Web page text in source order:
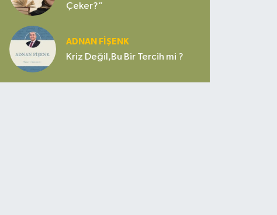
Çeker?”
ADNAN FİŞENK
Kriz Değil,Bu Bir Tercih mi ?